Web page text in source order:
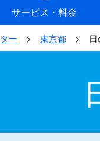
サービス・料金
ー 東京都